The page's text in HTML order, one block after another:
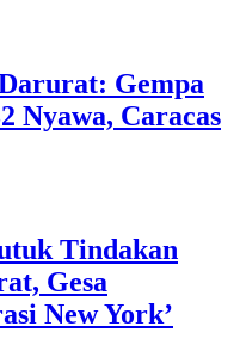
Gempa
Nyawa, Caracas
Tindakan
Gesa
New York’